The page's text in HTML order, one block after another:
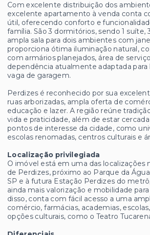
Com excelente distribuição dos
excelente apartamento à venda conta
útil, oferecendo conforto e
família. São 3 dormitórios, sendo 1 suíte,
ampla sala para dois ambientes com
proporciona ótima iluminação natural,
com armários planejados, área de
dependência atualmente adaptada para
vaga de garagem.
Perdizes é reconhecido por sua
ruas arborizadas, ampla oferta de
educação e lazer. A região reúne
vida e praticidade, além de estar
pontos de interesse da cidade, como
escolas renomadas, centros culturais e
Localização privilegiada
O imóvel está em uma das localizações
de Perdizes, próximo ao Parque da
SP e à futura Estação Perdizes do
ainda mais valorização e mobilidade
disso, conta com fácil acesso a uma
comércio, farmácias, academias,
opções culturais, como o Teatro